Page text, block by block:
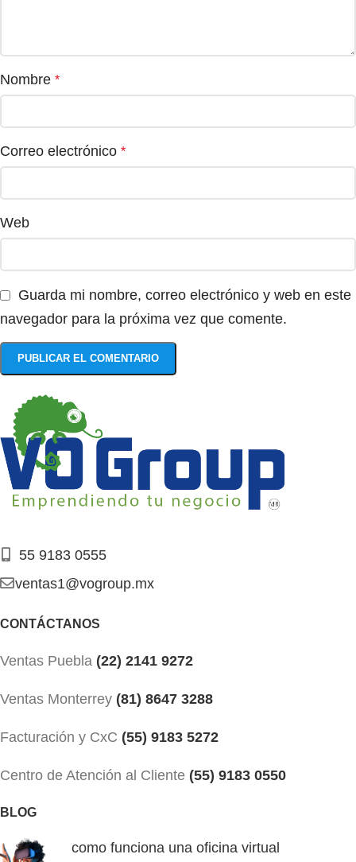
Nombre *
Correo electrónico *
Web
Guarda mi nombre, correo electrónico y web en este
navegador para la próxima vez que comente.
55 9183 0555
ventas1@vogroup.mx
CONTÁCTANOS
Ventas Puebla (22) 2141 9272
Ventas Monterrey (81) 8647 3288
Facturación y CxC (55) 9183 5272
Centro de Atención al Cliente (55) 9183 0550
BLOG
como funciona una oficina virtual